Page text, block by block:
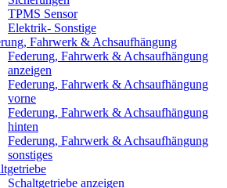
TPMS Sensor
Elektrik- Sonstige
Fahrwerk & Achsaufhängung
Federung, Fahrwerk & Achsaufhängung
anzeigen
Federung, Fahrwerk & Achsaufhängung
vorne
Federung, Fahrwerk & Achsaufhängung
hinten
Federung, Fahrwerk & Achsaufhängung
sonstiges
Schaltgetriebe anzeigen